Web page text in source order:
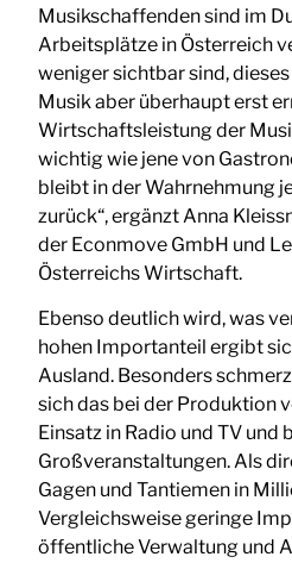
Musikschaffenden sind im
Arbeitsplätze in Österreich
weniger sichtbar sind,
Musik aber überhaupt erst
Wirtschaftsleistung der
wichtig wie jene von
bleibt in der Wahrnehmung
zurück“, ergänzt Anna
der Econmove GmbH und
Österreichs Wirtschaft.
Ebenso deutlich wird, was
hohen Importanteil ergibt
Ausland. Besonders
sich das bei der Produktion
Einsatz in Radio und TV und
Großveranstaltungen. Als
Gagen und Tantiemen in
Vergleichsweise geringe
öffentliche Verwaltung und